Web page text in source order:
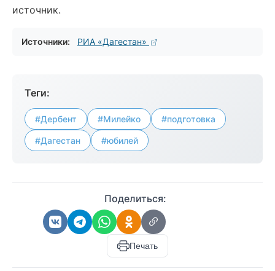
источник.
Источники: РИА «Дагестан»
Теги:
#Дербент #Милейко #подготовка
#Дагестан #юбилей
Поделиться:
Печать